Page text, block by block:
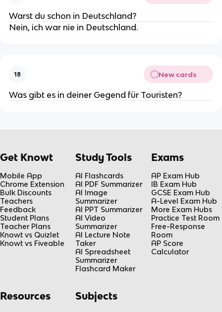
Warst du schon in Deutschland?
Nein, ich war nie in Deutschland.
18 New cards
Was gibt es in deiner Gegend für Touristen?
Get Knowt
Mobile App
Chrome Extension
Bulk Discounts
Teachers
Feedback
Student Plans
Teacher Plans
Knowt vs Quizlet
Knowt vs Fiveable
Study Tools
AI Flashcards
AI PDF Summarizer
AI Image
Summarizer
AI PPT Summarizer
AI Video
Summarizer
AI Lecture Note
Taker
AI Spreadsheet
Summarizer
Flashcard Maker
Exams
AP Exam Hub
IB Exam Hub
GCSE Exam Hub
A-Level Exam Hub
More Exam Hubs
Practice Test Room
Free-Response
Room
AP Score
Calculator
Resources Subjects